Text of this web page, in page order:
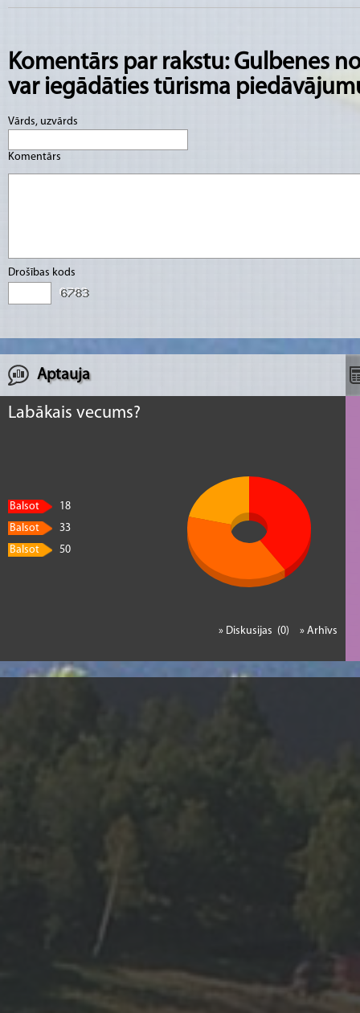
Komentārs par rakstu: Gulbenes
var iegādāties tūrisma
Vārds, uzvārds
Komentārs
Drošības kods
Aptauja
Labākais vecums?
Balsot
18
Balsot
33
Balsot
50
» Arhīvs
» Diskusijas (0)